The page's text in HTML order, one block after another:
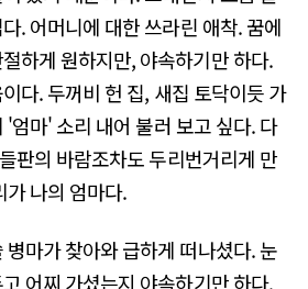
. 어머니에 대한 쓰라린 애착. 꿈에
하게 원하지만, 야속하기만 하다.
다. 두꺼비 헌 집, 새집 토닥이듯 가
'엄마' 소리 내어 불러 보고 싶다. 다
판의 바람조차도 두리번거리게 만
가 나의 엄마다.
마가 찾아와 급하게 떠나셨다. 눈
어찌 가셨는지 야속하기만 하다.